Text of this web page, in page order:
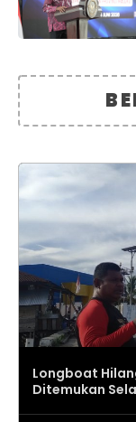
Longboat
Ditemukan